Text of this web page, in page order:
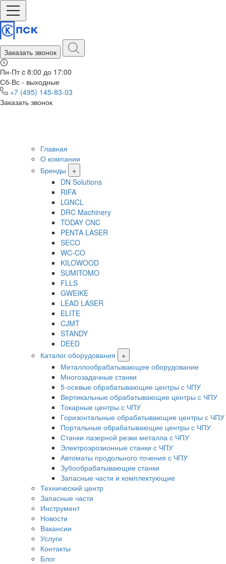
Заказать звонок
Пн-Пт c 8:00 до 17:00
Сб-Вс - выходные
+7 (495) 145-83-03
Заказать звонок
Главная
О компании
Бренды
+
DN Solutions
RIFA
LGNCL
DRC Machinery
TODAY CNC
PENTA LASER
SECO
WC-CO
KILOWOOD
SUMITOMO
FLLS
GWEIKE
LEAD LASER
ELITE
CJMT
STANDY
DEED
Каталог оборудования
+
Металлообрабатывающее оборудование
Многозадачные станки
5-осевые обрабатывающие центры с ЧПУ
Вертикальные обрабатывающие центры с ЧПУ
Токарные центры с ЧПУ
Горизонтальные обрабатывающие центры с ЧПУ
Портальные обрабатывающие центры с ЧПУ
Станки лазерной резки металла с ЧПУ
Электроэрозионные станки с ЧПУ
Автоматы продольного точения с ЧПУ
Зубообрабатывающие станки
Запасные части и комплектующие
Технический центр
Запасные части
Инструмент
Новости
Вакансии
Услуги
Контакты
Блог